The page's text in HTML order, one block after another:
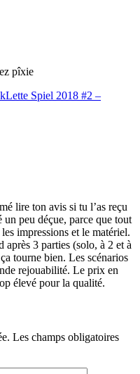
pîxie
Spiel 2018 #2 –
lire ton avis si tu l’as reçu
un peu déçue, parce que tout
impressions et le matériel.
après 3 parties (solo, à 2 et à
tourne bien. Les scénarios
rejouabilité. Le prix en
élevé pour la qualité.
Les champs obligatoires